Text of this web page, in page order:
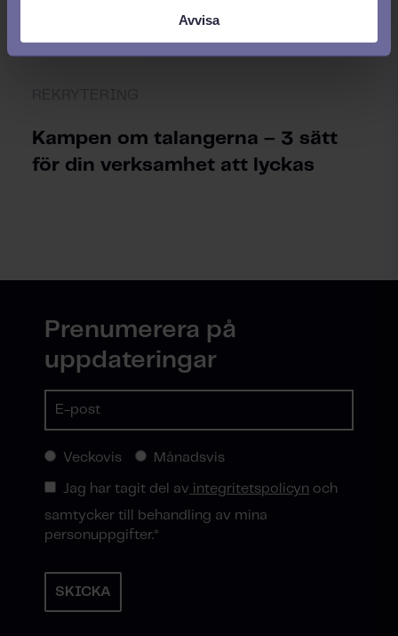
Avvisa
Kampen om talangerna – 3 sätt
för din verksamhet att lyckas
Prenumerera på
uppdateringar
Veckovis Månadsvis
Jag har tagit del av integritetspolicyn och
samtycker till behandling av mina
personuppgifter.*